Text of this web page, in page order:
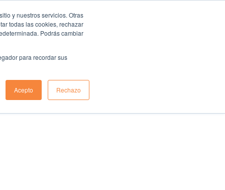
y nuestros servicios. Otras
todas las cookies, rechazar
Podrás cambiar
para recordar sus
Acepto Rechazo